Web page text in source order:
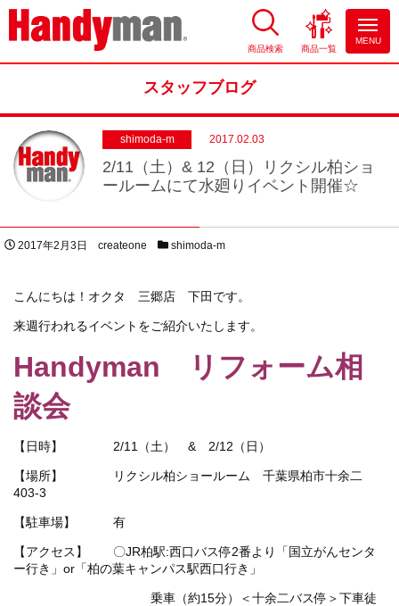
お風呂やキッチンのリフォーム
商品検索 商品一覧
MENU
スタッフブログ
shimoda-m 2017.02.03
2/11（土）& 12（日）リクシル柏ショ
ールームにて水廻りイベント開催☆
投稿日
2017年2月3日 著者
createone スタッフブログカテゴリー
shimoda-m
こんにちは！オクタ 三郷店 下田です。
来週行われるイベントをご紹介いたします。
Handyman リフォーム相
談会
【日時】 2/11（土） & 2/12（日）
【場所】 リクシル柏ショールーム 千葉県柏市十余二
403-3
【駐車場】 有
【アクセス】 〇JR柏駅:西口バス停2番より「国立がんセンタ
ー行き」or「柏の葉キャンパス駅西口行き」
乗車（約15分）＜十余二バス停＞下車徒